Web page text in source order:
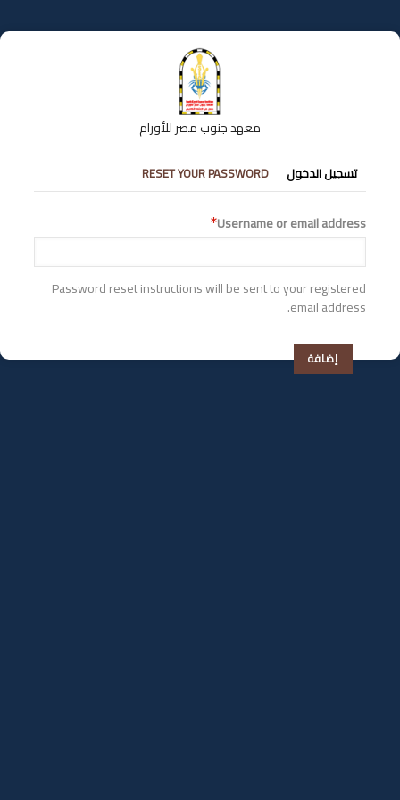
إلى
المحتوى
معهد جنوب مصر للأورام
التبويبات
الأساسية
تسجيل الدخول RESET YOUR PASSWORD
Username or email address
Password reset instructions will be sent to your registered
email address.